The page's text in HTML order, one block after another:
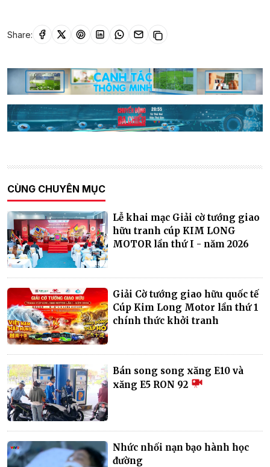
Share:
CÙNG CHUYÊN MỤC
Lễ khai mạc Giải cờ tướng giao
hữu tranh cúp KIM LONG
MOTOR lần thứ I - năm 2026
Giải Cờ tướng giao hữu quốc tế
Cúp Kim Long Motor lần thứ 1
chính thức khởi tranh
Bán song song xăng E10 và
xăng E5 RON 92
Nhức nhối nạn bạo hành học
đường